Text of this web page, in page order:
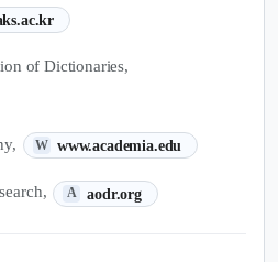
)
of Dictionaries,
W www.academia.edu
(새 탭에서 열림)
A aodr.org
(새 탭에서 열림)